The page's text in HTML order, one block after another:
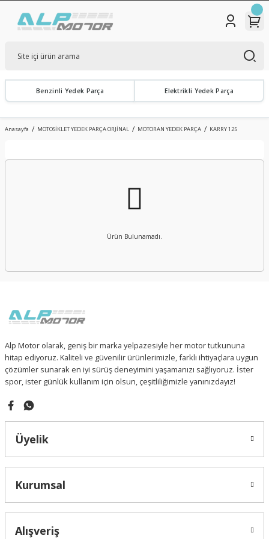
Benzinli Yedek Parça Elektrikli Yedek Parça
Anasayfa MOTOSİKLET YEDEK PARÇA ORJİNAL MOTORAN YEDEK PARÇA KARRY 125
Ürün Bulunamadı.
Alp Motor olarak, geniş bir marka yelpazesiyle her motor tutkununa
hitap ediyoruz. Kaliteli ve güvenilir ürünlerimizle, farklı ihtiyaçlara uygun
çözümler sunarak en iyi sürüş deneyimini yaşamanızı sağlıyoruz. İster
spor, ister günlük kullanım için olsun, çeşitliliğimizle yanınızdayız!
Üyelik
Kurumsal
Alışveriş